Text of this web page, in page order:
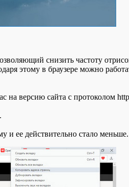
снизить частоту
этому в браузере можно
на версию сайта с протоколом
и ее действительно стало меньше.